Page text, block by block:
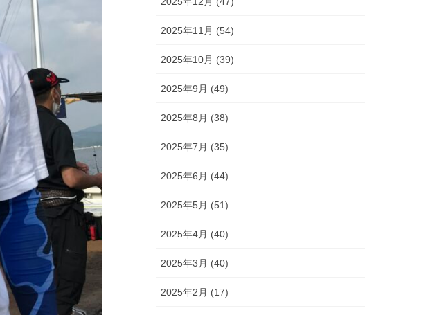
2025年11月 (54)
2025年10月 (39)
2025年9月 (49)
2025年8月 (38)
2025年7月 (35)
2025年6月 (44)
2025年5月 (51)
2025年4月 (40)
2025年3月 (40)
2025年2月 (17)